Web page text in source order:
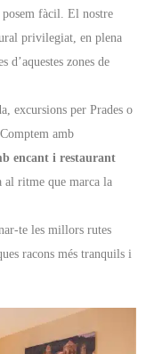
posem fàcil. El nostre
privilegiat, en plena
d’aquestes zones de
excursions per Prades o
amb
encant i restaurant
al ritme que marca la
te les millors rutes
racons més tranquils i